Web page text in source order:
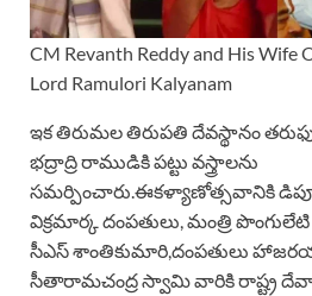
CM Revanth Reddy and His Wife
Lord Ramulori Kalyanam
ఇక తిరుమల తిరుపతి దేవస్థానం
భద్రాద్రి రాముడికి పట్టు వస్త్రాలను
సమర్పించారు.ఈకళ్యాణోత్సవానికి
విక్రమార్క దంపతులు, మంత్రి పొంగులేటి
సీఎస్ శాంతికుమారి,దంపతులు
సీతారామచంద్ర స్వామి వారికి రాష్ట్ర